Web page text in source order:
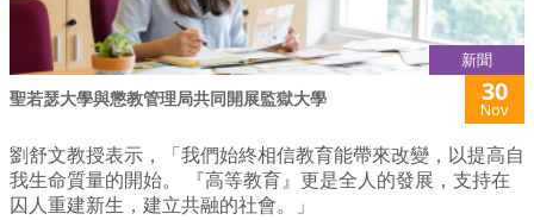
新聞
聖若瑟大學與懲教管理局共同開展監獄大學 30
Nov
劉舒文教授表示，「我們始終相信教育能帶來改變，以提高自
我生命質量的開始。 『高等教育』更是全人的發展，支持在
囚人重建新生，建立共融的社會。」